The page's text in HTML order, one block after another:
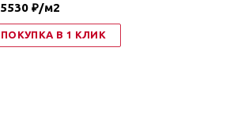
5530 ₽/м2
ПОКУПКА В 1 КЛИК